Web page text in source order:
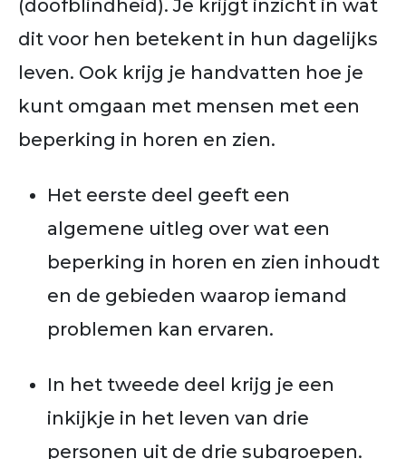
(doofblindheid). Je krijgt inzicht in wat
dit voor hen betekent in hun dagelijks
leven. Ook krijg je handvatten hoe je
kunt omgaan met mensen met een
beperking in horen en zien.
Het eerste deel geeft een
algemene uitleg over wat een
beperking in horen en zien inhoudt
en de gebieden waarop iemand
problemen kan ervaren.
In het tweede deel krijg je een
inkijkje in het leven van drie
personen uit de drie subgroepen.